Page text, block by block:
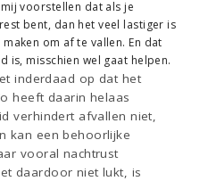
voorstellen dat als je
bent, dan het veel lastiger is
om af te vallen. En dat
is, misschien wel gaat helpen.
inderdaad op dat het
heeft daarin helaas
verhindert afvallen niet,
kan een behoorlijke
vooral nachtrust
daardoor niet lukt, is